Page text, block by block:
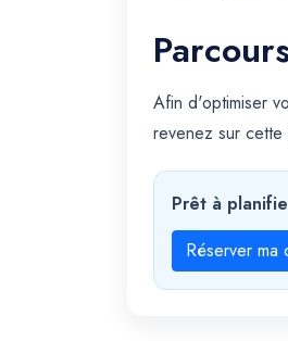
Afin d'optimiser
revenez sur cette
Prêt à
Réserver ma